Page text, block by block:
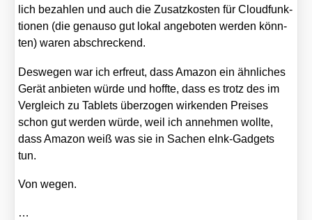
lich bezah­len und auch die Zusatz­kos­ten für Cloud­funk­
tio­nen (die genau­so gut lokal ange­bo­ten wer­den könn­
ten) waren abschre­ckend.
Des­we­gen war ich erfreut, dass Ama­zon ein ähn­li­ches
Gerät anbie­ten wür­de und hoff­te, dass es trotz des im
Ver­gleich zu Tablets über­zo­gen wir­ken­den Prei­ses
schon gut wer­den wür­de, weil ich anneh­men woll­te,
dass Ama­zon weiß was sie in Sachen eInk-Gad­gets
tun.
Von wegen.
…